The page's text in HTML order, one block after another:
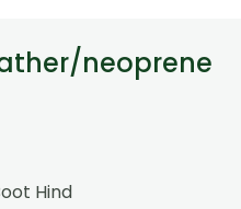
neoprene
Hind